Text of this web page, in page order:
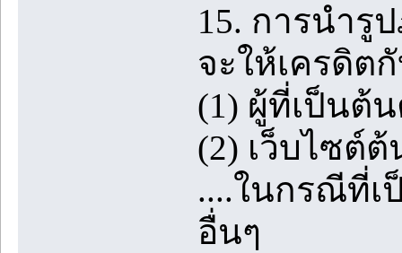
15. การนำรู
จะให้เครดิต
(1) ผู้ที่เป็นต้
(2) เว็บไซต์
....ในกรณีที่เ
อื่นๆ